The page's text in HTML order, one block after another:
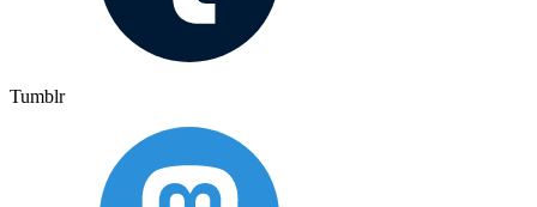
Tumblr